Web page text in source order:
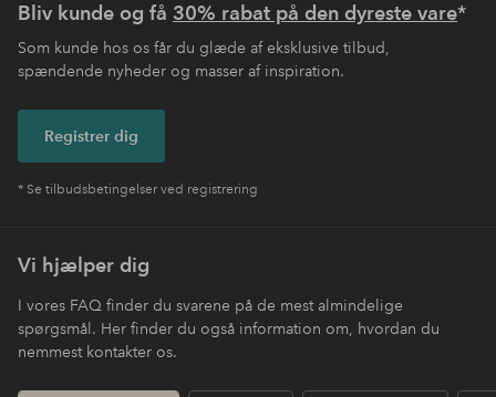
Bliv kunde og få 30% rabat på den dyreste vare*
Som kunde hos os får du glæde af eksklusive tilbud,
spændende nyheder og masser af inspiration.
Registrer dig
* Se tilbudsbetingelser ved registrering
Vi hjælper dig
I vores FAQ finder du svarene på de mest almindelige
spørgsmål. Her finder du også information om, hvordan du
nemmest kontakter os.